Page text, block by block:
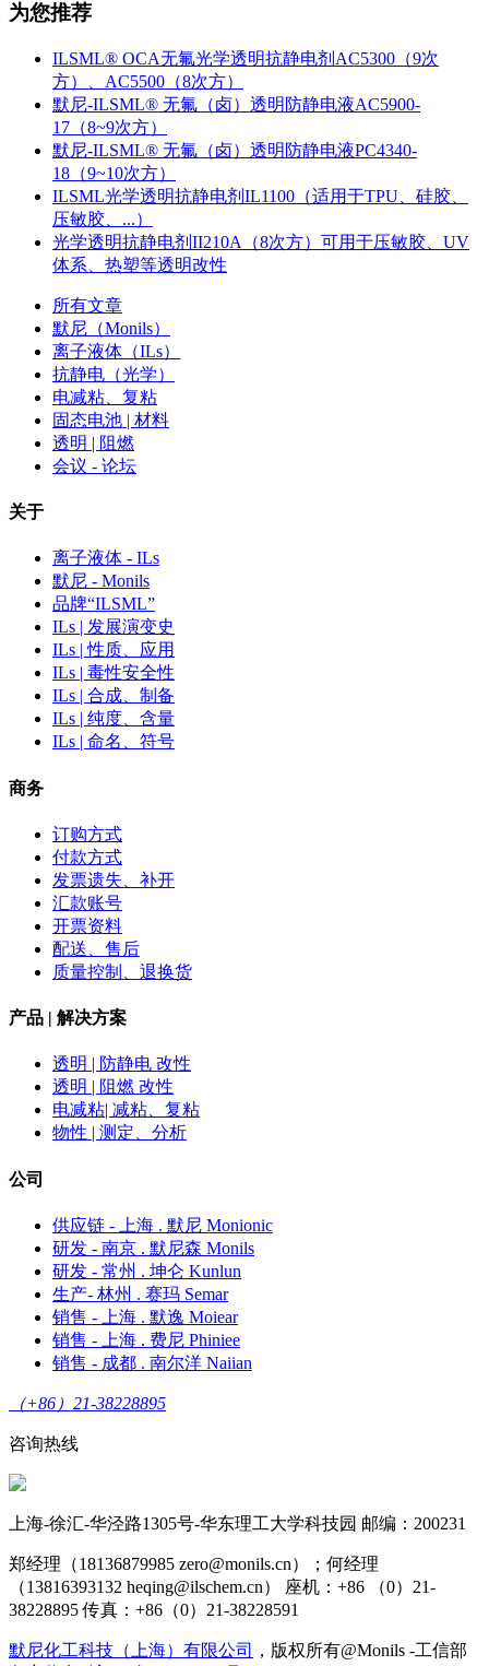
为您推荐
ILSML® OCA无氟光学透明抗静电剂AC5300（9次
方）、AC5500（8次方）
默尼-ILSML® 无氟（卤）透明防静电液AC5900-
17（8~9次方）
默尼-ILSML® 无氟（卤）透明防静电液PC4340-
18（9~10次方）
ILSML光学透明抗静电剂IL1100（适用于TPU、硅胶、
压敏胶、...）
光学透明抗静电剂II210A（8次方）可用于压敏胶、UV
体系、热塑等透明改性
所有文章
默尼（Monils）
离子液体（ILs）
抗静电（光学）
电减粘、复粘
固态电池 | 材料
透明 | 阻燃
会议 - 论坛
关于
离子液体 - ILs
默尼 - Monils
品牌“ILSML”
ILs | 发展演变史
ILs | 性质、应用
ILs | 毒性安全性
ILs | 合成、制备
ILs | 纯度、含量
ILs | 命名、符号
商务
订购方式
付款方式
发票遗失、补开
汇款账号
开票资料
配送、售后
质量控制、退换货
产品 | 解决方案
透明 | 防静电 改性
透明 | 阻燃 改性
电减粘| 减粘、复粘
物性 | 测定、分析
公司
供应链 - 上海 . 默尼 Monionic
研发 - 南京 . 默尼森 Monils
研发 - 常州 . 坤仑 Kunlun
生产- 林州 . 赛玛 Semar
销售 - 上海 . 默逸 Moiear
销售 - 上海 . 费尼 Phiniee
销售 - 成都 . 南尔洋 Naiian
（+86）21-38228895
咨询热线
上海-徐汇-华泾路1305号-华东理工大学科技园 邮编：200231
郑经理（18136879985 zero@monils.cn）；何经理
（13816393132 heqing@ilschem.cn） 座机：+86 （0）21-
38228895 传真：+86（0）21-38228591
默尼化工科技（上海）有限公司
，版权所有@Monils -工信部